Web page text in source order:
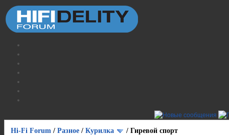
Hi-Fi Forum / Разное / Курилка / Гиревой спорт